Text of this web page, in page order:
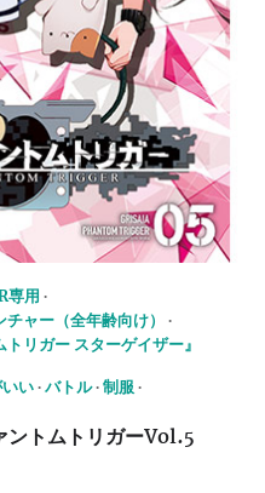
専用
チャー（全年齢向け）
リガー スターゲイザー』
い バトル 制服
ントムトリガーVol.5